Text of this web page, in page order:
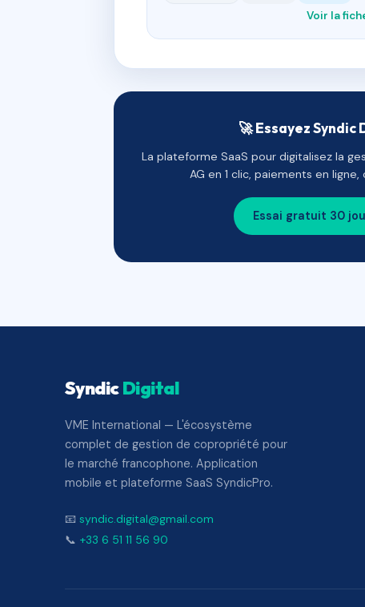
Voir la
🚀 Essayez Syndic
La plateforme SaaS pour digitalisez la
AG en 1 clic, paiements en ligne,
Essai gratuit 30
SyndicDigital
VME International — L'écosystème
complet de gestion de copropriété pour
le marché francophone. Application
mobile et plateforme SaaS SyndicPro.
📧 syndic.digital@gmail.com
📞 +33 6 51 11 56 90